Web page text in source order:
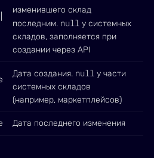
изменившего склад
последним. null у системных
складов, заполняется при
создании через API
Дата создания. null у части
системных складов
(например, маркетплейсов)
Дата последнего изменения